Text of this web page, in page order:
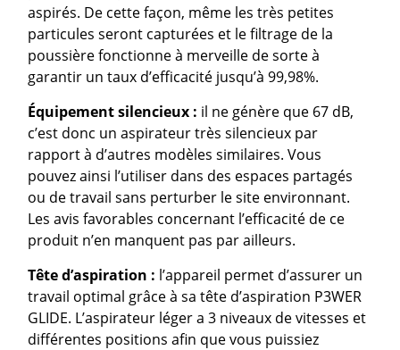
aspirés. De cette façon, même les très petites
particules seront capturées et le filtrage de la
poussière fonctionne à merveille de sorte à
garantir un taux d’efficacité jusqu’à 99,98%.
Équipement silencieux : il ne génère que 67 dB,
c’est donc un aspirateur très silencieux par
rapport à d’autres modèles similaires. Vous
pouvez ainsi l’utiliser dans des espaces partagés
ou de travail sans perturber le site environnant.
Les avis favorables concernant l’efficacité de ce
produit n’en manquent pas par ailleurs.
Tête d’aspiration : l’appareil permet d’assurer un
travail optimal grâce à sa tête d’aspiration P3WER
GLIDE. L’aspirateur léger a 3 niveaux de vitesses et
différentes positions afin que vous puissiez